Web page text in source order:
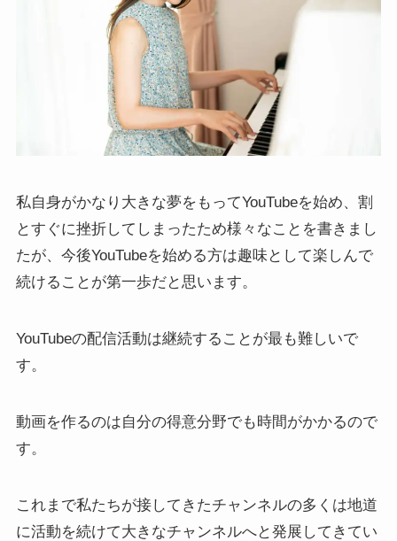
私自身がかなり大きな夢をもってYouTubeを始め、割
とすぐに挫折してしまったため様々なことを書きまし
たが、今後YouTubeを始める方は趣味として楽しんで
続けることが第一歩だと思います。
YouTubeの配信活動は継続することが最も難しいで
す。
動画を作るのは自分の得意分野でも時間がかかるので
す。
これまで私たちが接してきたチャンネルの多くは地道
に活動を続けて大きなチャンネルへと発展してきてい